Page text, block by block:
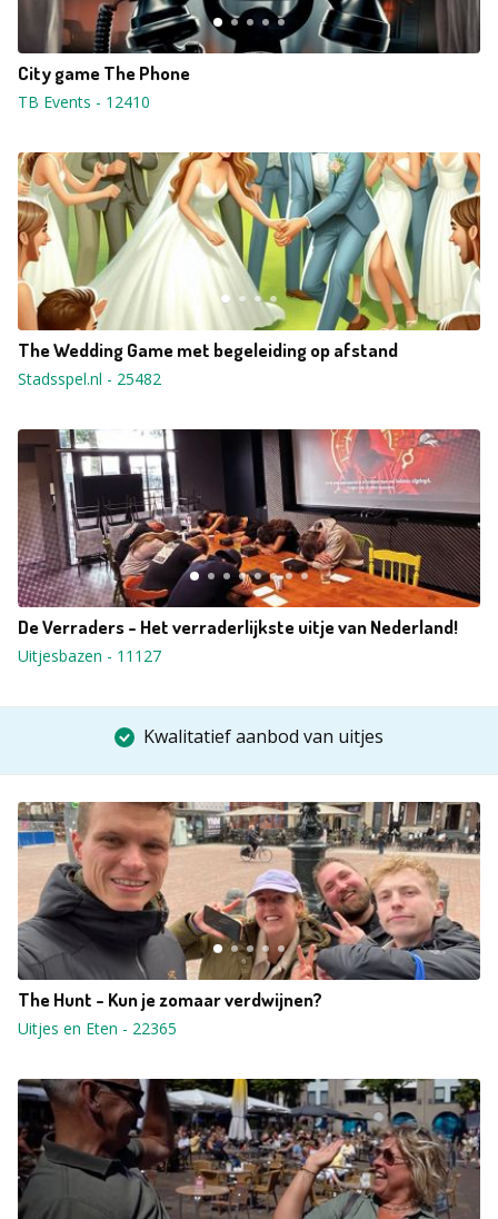
City game The Phone
TB Events - 12410
The Wedding Game met begeleiding op afstand
Stadsspel.nl - 25482
De Verraders - Het verraderlijkste uitje van Nederland!
Uitjesbazen - 11127
Kwalitatief aanbod van uitjes
The Hunt - Kun je zomaar verdwijnen?
Uitjes en Eten - 22365